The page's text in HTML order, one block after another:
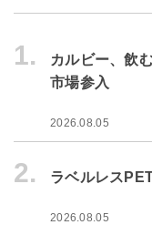
1.
カルビー、飲
市場参入
2026.08.05
2. ラベルレス
2026.08.05